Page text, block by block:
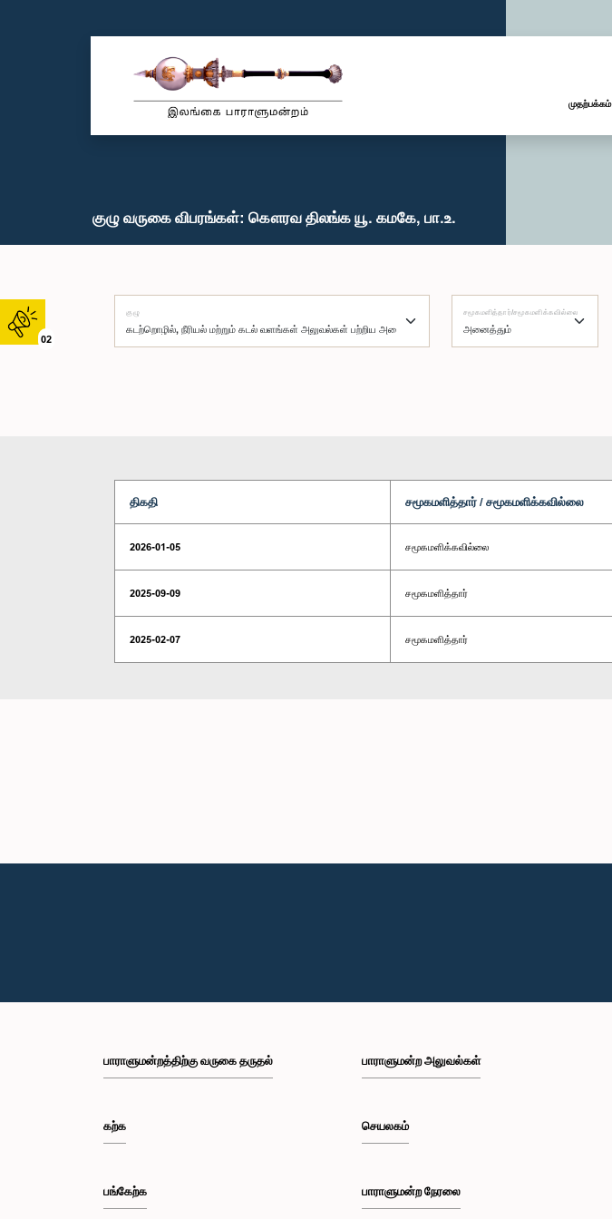
02
முதற்பக்கம்
குழு வருகை விபரங்கள்: கௌரவ திலங்க யூ. கமகே, பா.உ.
குழு சமூகமளித்தார்/சமூகமளிக்கவில்லை
திகதி சமூகமளித்தார் / சமூகமளிக்கவில்லை
2026-01-05 சமூகமளிக்கவில்லை
2025-09-09 சமூகமளித்தார்
2025-02-07 சமூகமளித்தார்
பாராளுமன்றத்திற்கு வருகை தருதல்
கற்க
பங்கேற்க
பாராளுமன்ற அலுவல்கள்
செயலகம்
பாராளுமன்ற நேரலை